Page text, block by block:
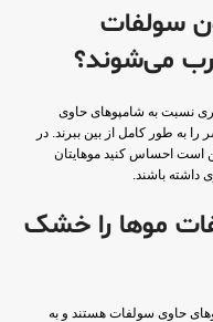
سولفات
می‌شوند؟
نسبت به شامپوهای حاوی
به طور کامل از بین ببرند. در
است احساس کنید موهایتان
باشند.
موها را خشک
حاوی سولفات هستند و به